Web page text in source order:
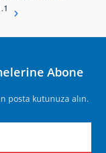
Abone
posta kutunuza alın.